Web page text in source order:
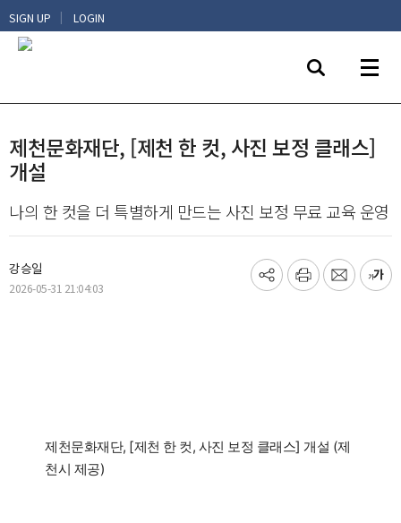
SIGN UP | LOGIN
제천문화재단, [제천 한 컷, 사진 보정 클래스]
개설
나의 한 컷을 더 특별하게 만드는 사진 보정 무료 교육 운영
강승일
2026-05-31 21:04:03
기
프
메
글
제천문화재단, [제천 한 컷, 사진 보정 클래스] 개설 (제
천시 제공)